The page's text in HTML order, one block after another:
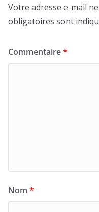
Votre adresse e-mail
obligatoires sont
Commentaire*
Nom *